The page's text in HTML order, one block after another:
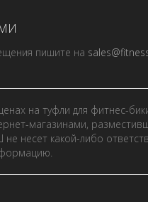
пишите на
на туфли для фитнес-
магазинами,
несет какой-либо